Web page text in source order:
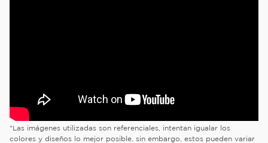
*Las imágenes utilizadas son referenciales, intentan igualar los
colores y diseños lo mejor posible, sin embargo, estos pueden variar